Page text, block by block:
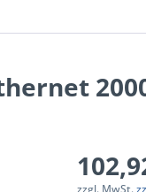
zzgl. MwSt.